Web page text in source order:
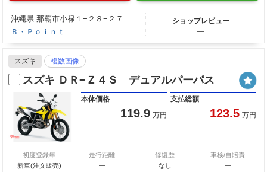
沖縄県 那覇市小禄１−２８−２７
Ｂ・Ｐｏｉｎｔ
ショップレビュー
―
スズキ 複数画像
スズキ ＤＲ−Ｚ４Ｓ デュアルパーパス
本体価格
119.9 万円
支払総額
123.5 万円
初度登録年
新車(注文販売)
走行距離
―
修復歴
なし
車検/自賠責
―